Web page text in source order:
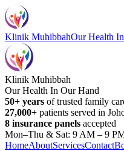
Klinik MuhibbahOur Health
Klinik Muhibbah
Our Health In Our Hand
50+ years of trusted family
27,000+ patients served in
8 insurance panels accepted
Mon–Thu & Sat: 9 AM – 9
HomeAboutServicesContact